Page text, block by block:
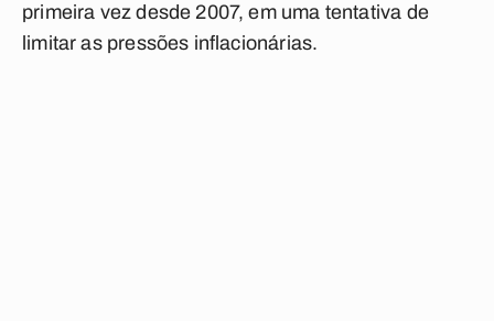
primeira vez desde 2007, em uma tentativa de
limitar as pressões inflacionárias.